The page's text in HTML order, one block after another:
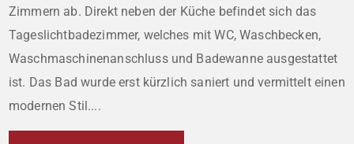
Zimmern ab. Direkt neben der Küche befindet sich das
Tageslichtbadezimmer, welches mit WC, Waschbecken,
Waschmaschinenanschluss und Badewanne ausgestattet
ist. Das Bad wurde erst kürzlich saniert und vermittelt einen
modernen Stil....